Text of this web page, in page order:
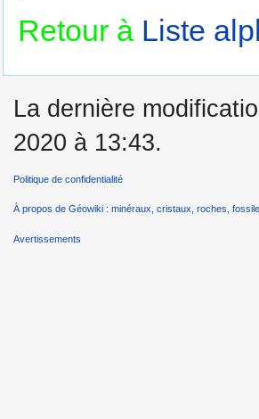
Retour à Liste
La dernière
2020 à 13:43.
Politique de confidentialité
À propos de Géowiki : minéraux, cristaux, roches,
Avertissements